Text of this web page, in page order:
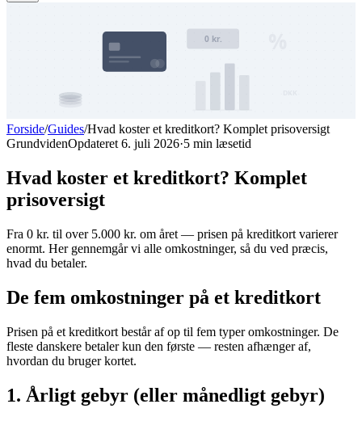
Forside/Guides/Hvad koster et kreditkort? Komplet prisoversigt
GrundvidenOpdateret 6. juli 2026·5 min læsetid
Hvad koster et kreditkort? Komplet
prisoversigt
Fra 0 kr. til over 5.000 kr. om året — prisen på kreditkort varierer
enormt. Her gennemgår vi alle omkostninger, så du ved præcis,
hvad du betaler.
De fem omkostninger på et kreditkort
Prisen på et kreditkort består af op til fem typer omkostninger. De
fleste danskere betaler kun den første — resten afhænger af,
hvordan du bruger kortet.
1. Årligt gebyr (eller månedligt gebyr)